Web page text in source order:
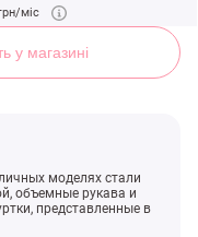
міс
у магазині
моделях стали
объемные рукава и
представленные в